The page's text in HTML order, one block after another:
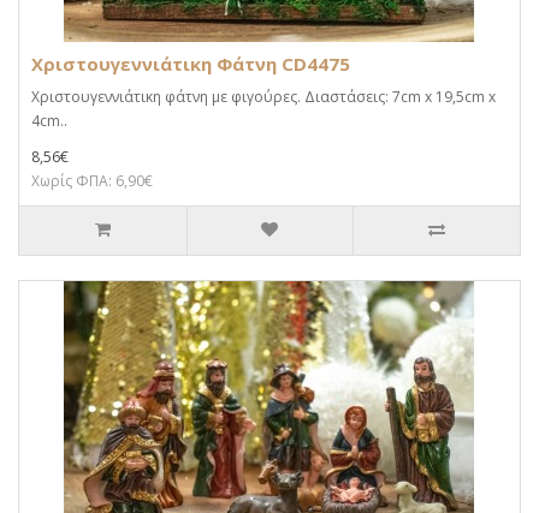
Χριστουγεννιάτικη Φάτνη CD4475
Χριστουγεννιάτικη φάτνη με φιγούρες. Διαστάσεις: 7cm x 19,5cm x
4cm..
8,56€
Χωρίς ΦΠΑ: 6,90€